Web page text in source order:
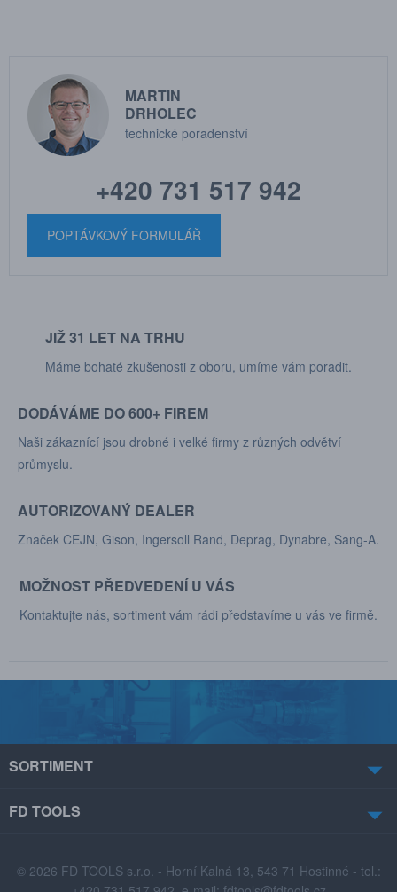
MARTIN
DRHOLEC
technické poradenství
+420 731 517 942
POPTÁVKOVÝ FORMULÁŘ
JIŽ 31 LET NA TRHU
Máme bohaté zkušenosti z oboru, umíme vám poradit.
DODÁVÁME DO 600+ FIREM
Naši zákaznící jsou drobné i velké firmy z různých odvětví
průmyslu.
AUTORIZOVANÝ DEALER
Značek CEJN, Gison, Ingersoll Rand, Deprag, Dynabre, Sang-A.
MOŽNOST PŘEDVEDENÍ U VÁS
Kontaktujte nás, sortiment vám rádi představíme u vás ve firmě.
SORTIMENT
FD TOOLS
© 2026 FD TOOLS s.r.o. - Horní Kalná 13, 543 71 Hostinné - tel.: